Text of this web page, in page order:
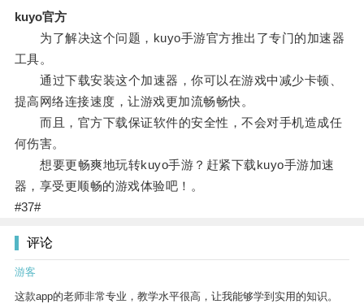
kuyo官方
为了解决这个问题，kuyo手游官方推出了专门的加速器
工具。
通过下载安装这个加速器，你可以在游戏中减少卡顿、
提高网络连接速度，让游戏更加流畅畅快。
而且，官方下载保证软件的安全性，不会对手机造成任
何伤害。
想要更畅爽地玩转kuyo手游？赶紧下载kuyo手游加速
器，享受更顺畅的游戏体验吧！。
#37#
评论
游客
这款app的老师非常专业，教学水平很高，让我能够学到实用的知识。